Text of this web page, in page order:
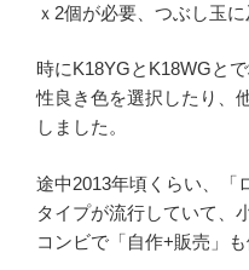
ｘ2個が必要、つぶし玉
時にK18YGとK18WGと
性良き色を選択したり、
しました。
途中2013年頃くらい、「
タイプが流行していて、
コンビで「自作+販売」も